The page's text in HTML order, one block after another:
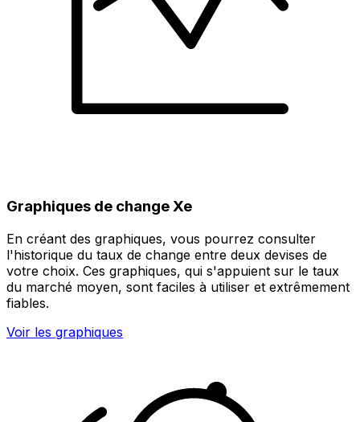
Graphiques de change Xe
En créant des graphiques, vous pourrez consulter
l'historique du taux de change entre deux devises de
votre choix. Ces graphiques, qui s'appuient sur le taux
du marché moyen, sont faciles à utiliser et extrêmement
fiables.
Voir les graphiques